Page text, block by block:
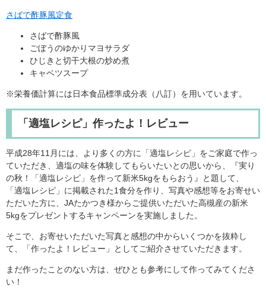
さばで酢豚風定食
さばで酢豚風
ごぼうのゆかりマヨサラダ
ひじきと切干大根の炒め煮
キャベツスープ
※栄養価計算には日本食品標準成分表（八訂）を用いています。
「適塩レシピ」作ったよ！レビュー
平成28年11月には、より多くの方に「適塩レシピ」をご家庭で作っ
ていただき、適塩の味を体験してもらいたいとの思いから、『実り
の秋！「適塩レシピ」を作って新米5kgをもらおう』と題して、
「適塩レシピ」に掲載された1食分を作り、写真や感想等をお寄せい
ただいた方に、JAたかつき様からご提供いただいた高槻産の新米
5kgをプレゼントするキャンペーンを実施しました。
そこで、お寄せいただいた写真と感想の中からいくつかを抜粋し
て、「作ったよ！レビュー」としてご紹介させていただきます。
まだ作ったことのない方は、ぜひとも参考にして作ってみてくださ
い！